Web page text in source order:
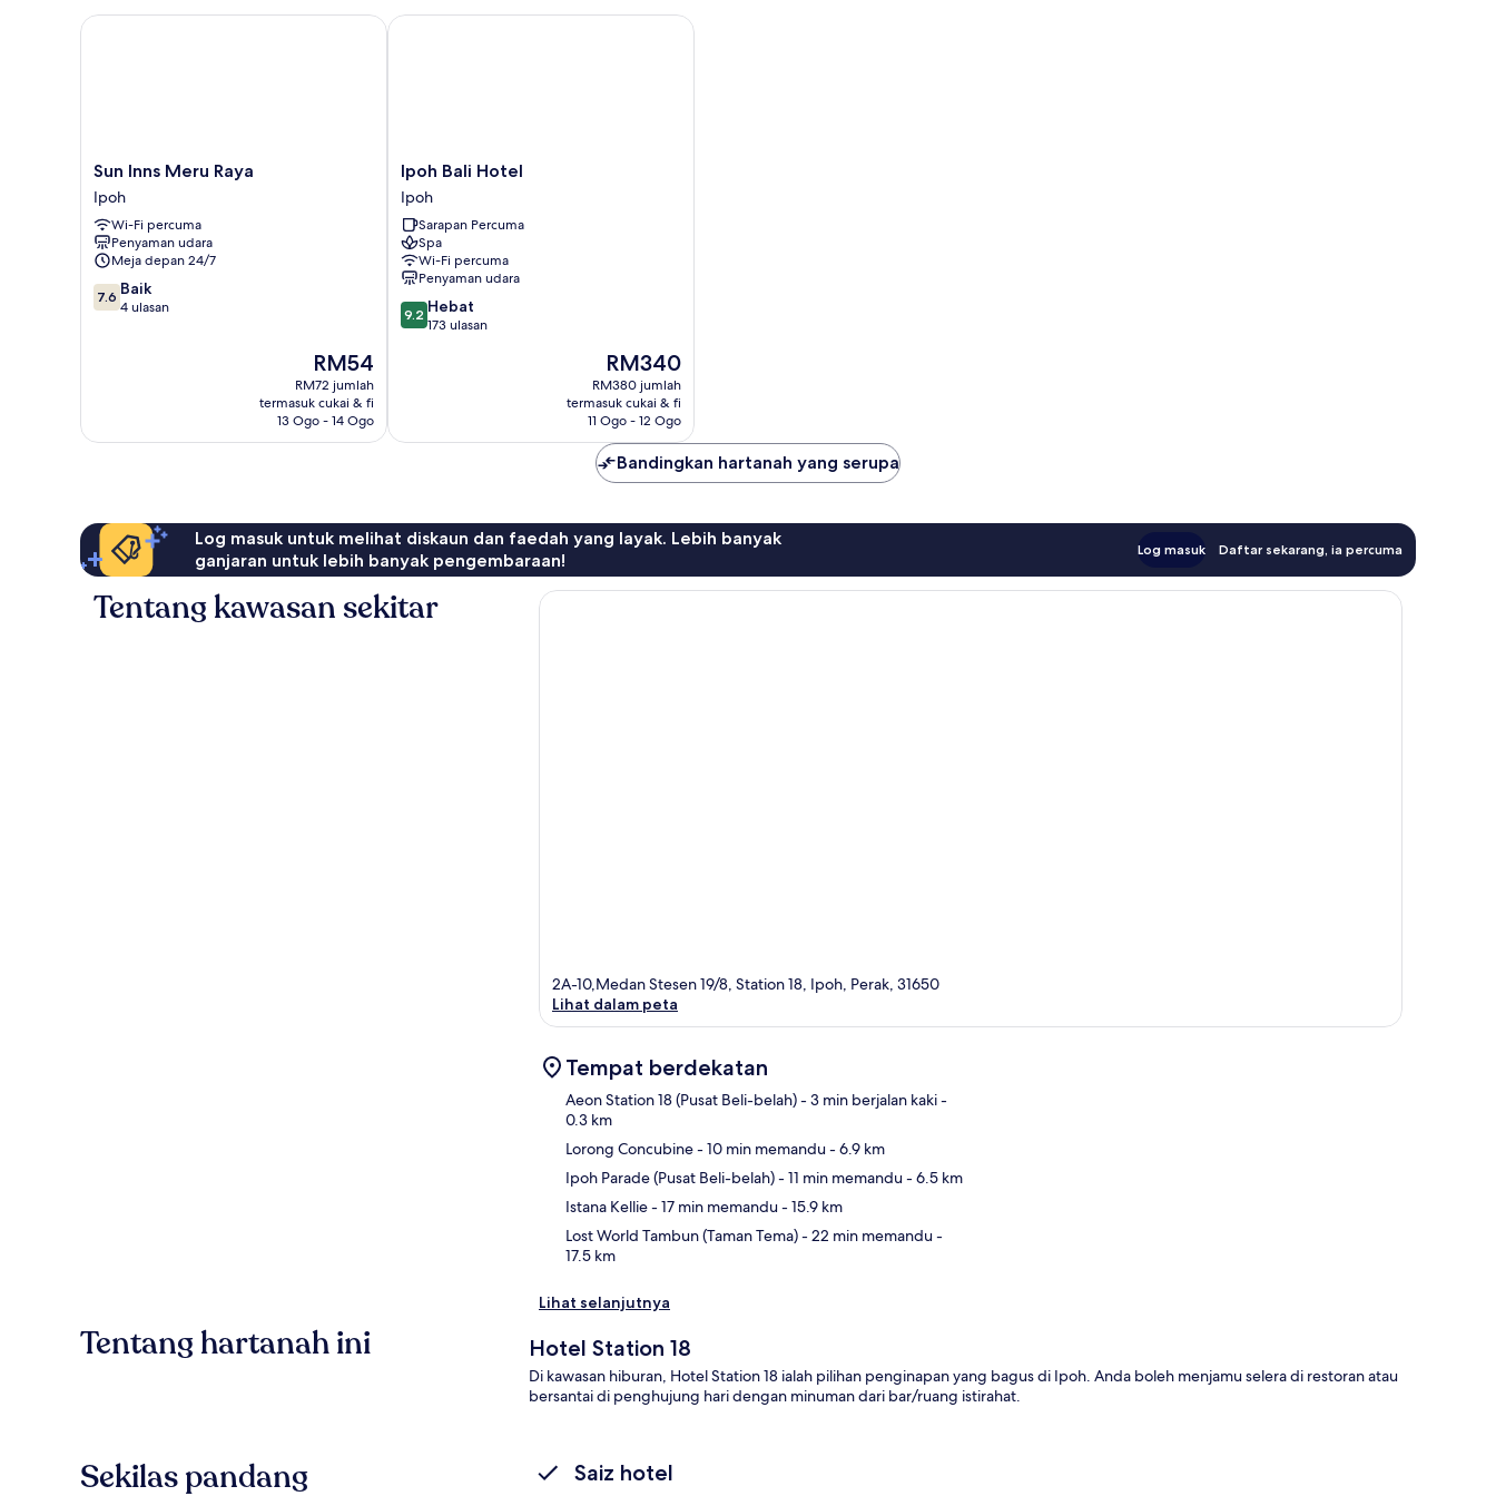
(Hotel))
Sun
Inns
Meru
Raya
Ipoh
Sun Inns Meru Raya
Ipoh
Wi-Fi percuma
Penyaman udara
Meja depan 24/7
7.6
daripada
7.6 Baik
4 ulasan
Harga
ialah
RM54
RM54
RM72 jumlah
termasuk cukai & fi
13 Ogo - 14 Ogo
Sun Inns Meru Raya
Ipoh
Bali
Hotel
Ipoh
Ipoh Bali Hotel
Ipoh
Sarapan Percuma
Spa
Wi-Fi percuma
Penyaman udara
9.2
daripada
9.2 Hebat
173 ulasan
Harga
ialah
RM340
RM340
RM380 jumlah
termasuk cukai & fi
11 Ogo - 12 Ogo
Ipoh Bali Hotel
Bandingkan hartanah yang serupa
Log masuk untuk melihat diskaun dan faedah yang layak. Lebih banyak
ganjaran untuk lebih banyak pengembaraan!
Log masuk Daftar sekarang, ia percuma
Tentang kawasan sekitar
2A-10,Medan Stesen 19/8, Station 18, Ipoh, Perak, 31650
Lihat dalam peta
Tempat berdekatan
Aeon Station 18 (Pusat Beli-belah)- 3 min berjalan kaki-
0.3 km
Lorong Concubine- 10 min memandu- 6.9 km
Ipoh Parade (Pusat Beli-belah)- 11 min memandu- 6.5 km
Istana Kellie- 17 min memandu- 15.9 km
Lost World Tambun (Taman Tema)- 22 min memandu-
17.5 km
Lihat selanjutnya
Tentang hartanah ini Hotel Station 18
Di kawasan hiburan, Hotel Station 18 ialah pilihan penginapan yang bagus di Ipoh. Anda boleh menjamu selera di restoran atau
bersantai di penghujung hari dengan minuman dari bar/ruang istirahat.
Sekilas pandang Saiz hotel